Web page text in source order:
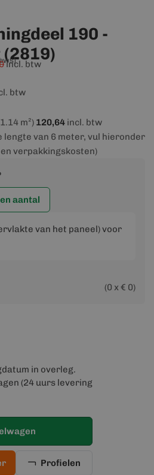
190 -
incl. btw
btw
m²) 120,64 incl. btw
lengte van 6 meter, vul hieronder
verpakkingskosten)
aantal
van het paneel) voor
(0 x € 0)
in overleg.
(24 uurs levering
Profielen